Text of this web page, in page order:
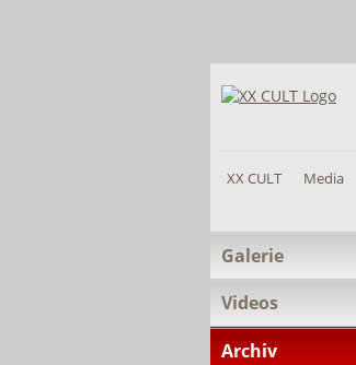
XX CULT Media
Navigation
überspringen
Galerie
Videos
Archiv